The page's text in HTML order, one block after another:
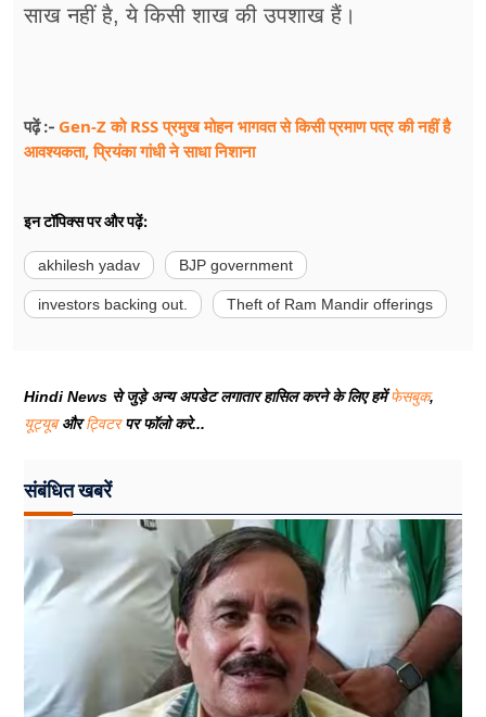
साख नहीं है, ये किसी शाख की उपशाख हैं।
पढ़ें :- Gen-Z को RSS प्रमुख मोहन भागवत से किसी प्रमाण पत्र की नहीं है
आवश्यकता, प्रियंका गांधी ने साधा निशाना
इन टॉपिक्स पर और पढ़ें:
akhilesh yadav BJP government
investors backing out. Theft of Ram Mandir offerings
Hindi News से जुड़े अन्य अपडेट लगातार हासिल करने के लिए हमेंफेसबुक,
यूट्यूबऔरट्विटरपर फॉलो करे...
संबंधित खबरें